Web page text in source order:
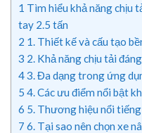
1 Tìm hiểu khả năng chịu
tay 2.5 tấn
2 1. Thiết kế và cấu tạo
3 2. Khả năng chịu tải
43. Đa dạng trong ứng
5 4. Các ưu điểm nổi bật
6 5. Thương hiệu nổi
7 6. Tại sao nên chọn xe